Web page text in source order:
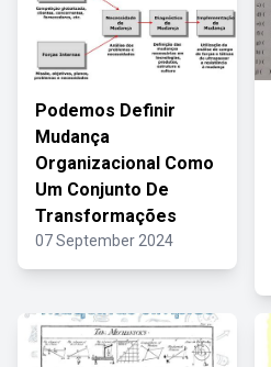
Podemos Definir
Mudança
Organizacional Como
Um Conjunto De
Transformações
07 September 2024